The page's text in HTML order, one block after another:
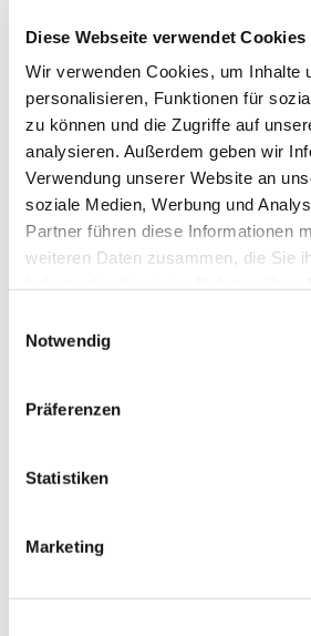
Diese Webseite verwendet Cookies
Wir verwenden Cookies, um Inhalte
personalisieren, Funktionen für
zu können und die Zugriffe auf
analysieren. Außerdem geben wir
Verwendung unserer Website an
soziale Medien, Werbung und
Partner führen diese Informationen
weiteren Daten zusammen, die Sie
Notwendig
Präferenzen
Statistiken
Marketing
Weitere Informationen
Das könnte Sie auch